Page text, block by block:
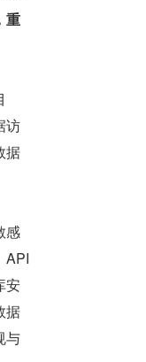
重
访
据
感
API
安
据
与